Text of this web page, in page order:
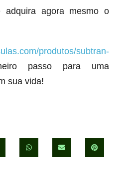
adquira agora mesmo o
produtos/subtran-
passo para uma
sua vida!